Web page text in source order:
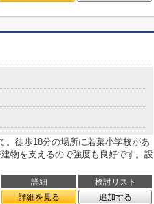
徒歩18分の場所に若菜小学校があ
物を支えるので強度も良好です。設
詳細
検討リスト
詳細を見る 追加する